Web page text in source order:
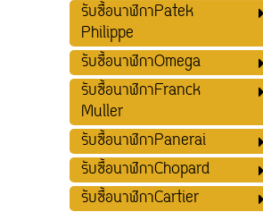
รับซื้อนาฬิกาPatek
Philippe
รับซื้อนาฬิกาOmega
รับซื้อนาฬิกาFranck
Muller
รับซื้อนาฬิกาPanerai
รับซื้อนาฬิกาChopard
รับซื้อนาฬิกาCartier